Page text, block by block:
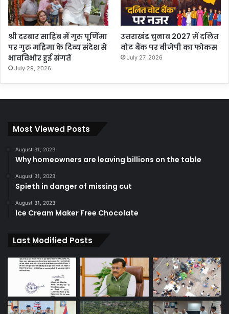
श्री दरबार साहिब में गुरु पूर्णिमा
पर गुरु महिमा के दिव्य संदेश से
भावविभोर हुई संगतें
July 29, 2026
उत्तराखंड चुनाव 2027 में दलित
वोट बैंक पर बीजेपी का फोकस
July 27, 2026
Most Viewed Posts
August 31, 2023
Why homeowners are leaving billions on the table
August 31, 2023
Spieth in danger of missing cut
August 31, 2023
Ice Cream Maker Free Chocolate
Last Modified Posts